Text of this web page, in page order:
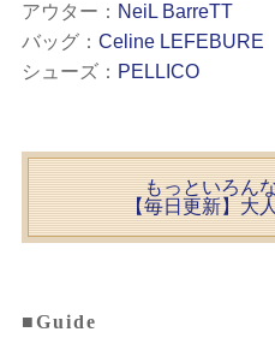
アウター： NeiL BarreTT
バッグ： Celine LEFEBURE
シューズ： PELLICO
もっといろん
【毎日更新】大
■Guide